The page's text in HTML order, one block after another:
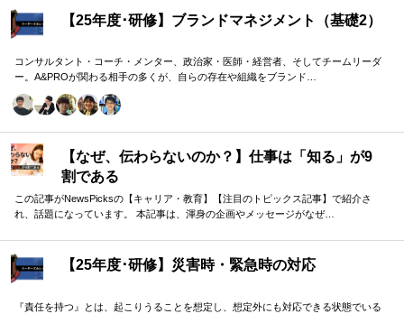
【25年度･研修】ブランドマネジメント（基礎2）
コンサルタント・コーチ・メンター、政治家・医師・経営者、そしてチームリーダ
ー。A&PROが関わる相手の多くが、自らの存在や組織をブランド…
【なぜ、伝わらないのか？】仕事は「知る」が9
割である
この記事がNewsPicksの【キャリア・教育】【注目のトピックス記事】で紹介さ
れ、話題になっています。 本記事は、渾身の企画やメッセージがなぜ…
【25年度･研修】災害時・緊急時の対応
『責任を持つ』とは、起こりうることを想定し、想定外にも対応できる状態でいる